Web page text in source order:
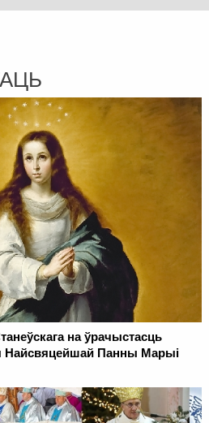
на ўрачыстасць
Найсвяцейшай Панны Марыі